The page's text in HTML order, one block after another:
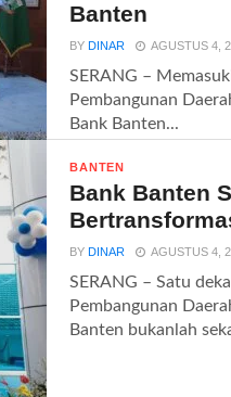
Banten
BYDINAR AGUSTUS 4,
SERANG –
Pembangunan
Bank Banten...
BANTEN
Bank Banten
BYDINAR AGUSTUS 4,
SERANG – Satu
Pembangunan
Banten bukanlah